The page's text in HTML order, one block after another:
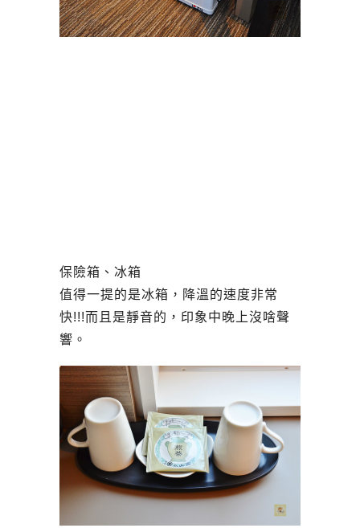
保險箱、冰箱
值得一提的是冰箱，降溫的速度非常
快!!!而且是靜音的，印象中晚上沒啥聲
響。